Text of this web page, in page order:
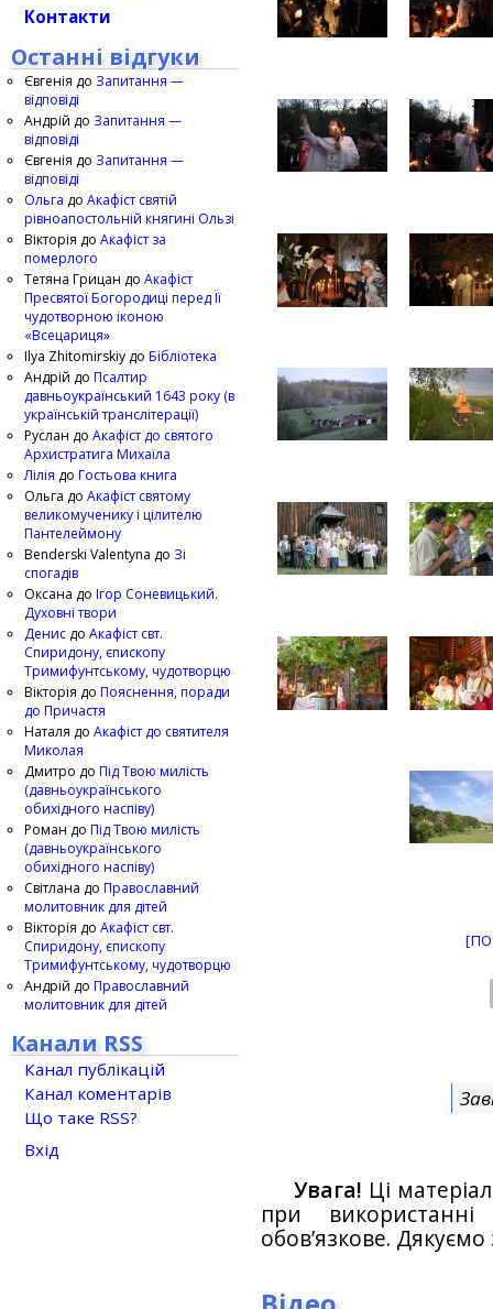
Увага! Ці
при
обов’язкове.
Контакти
Останні відгуки
Євгенія до Запитання —
відповіді
Андрій до Запитання —
відповіді
Євгенія до Запитання —
відповіді
Ольга до Акафіст святій
рівноапостольній княгині Ользі
Вікторія до Акафіст за
померлого
Тетяна Грицан до Акафіст
Пресвятої Богородиці перед Її
чудотворною іконою
«Всецариця»
Ilya Zhitomirskiy до Бібліотека
Андрій до Псалтир
давньоукраїнський 1643 року (в
українській транслітерації)
Руслан до Акафіст до святого
Архистратига Михаїла
Лілія до Гостьова книга
Ольга до Акафіст святому
великомученику і цілителю
Пантелеймону
Benderski Valentyna до Зі
спогадів
Оксана до Ігор Соневицький.
Духовні твори
Денис до Акафіст свт.
Спиридону, єпископу
Тримифунтському, чудотворцю
Вікторія до Пояснення, поради
до Причастя
Наталя до Акафіст до святителя
Миколая
Дмитро до Під Твою милість
(давньоукраїнського
обихідного наспіву)
Роман до Під Твою милість
(давньоукраїнського
обихідного наспіву)
Світлана до Православний
молитовник для дітей
Вікторія до Акафіст свт.
Спиридону, єпископу
Тримифунтському, чудотворцю
Андрій до Православний
молитовник для дітей
Канали RSS
Канал публікацій
Канал коментарів
Що таке RSS?
Вхід